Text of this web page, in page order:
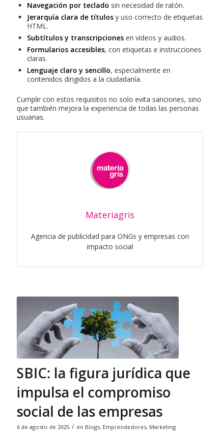
Navegación por teclado sin necesidad de ratón.
Jerarquía clara de títulosy uso correcto de etiquetas
HTML.
Subtítulos y transcripcionesen vídeos y audios.
Formularios accesibles, con etiquetas e instrucciones
claras.
Lenguaje claro y sencillo, especialmente en
contenidos dirigidos a la ciudadanía.
Cumplir con estos requisitos no solo evita sanciones, sino
que también mejora la experiencia de todas las personas
usuarias.
Materiagris
Agencia de publicidad para ONGs y empresas con
impacto social
SBIC: la figura jurídica que
impulsa el compromiso
social de las empresas
6 de agosto de 2025 / en Blogs, Emprendedores, Marketing